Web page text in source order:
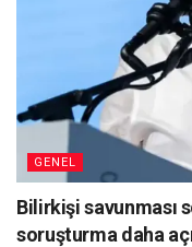
GENEL
Bilirkişi savunması
soruşturma daha